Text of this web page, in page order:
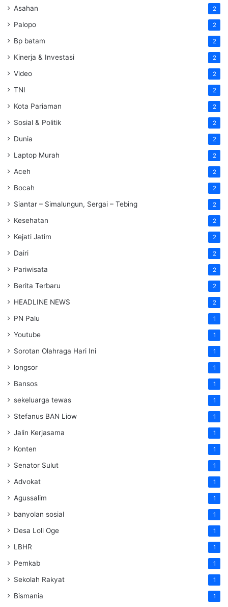
Asahan 2
Palopo 2
Bp batam 2
Kinerja & Investasi 2
Video 2
TNI 2
Kota Pariaman 2
Sosial & Politik 2
Dunia 2
Laptop Murah 2
Aceh 2
Bocah 2
Siantar – Simalungun, Sergai – Tebing 2
Kesehatan 2
Kejati Jatim 2
Dairi 2
Pariwisata 2
Berita Terbaru 2
HEADLINE NEWS 2
PN Palu 1
Youtube 1
Sorotan Olahraga Hari Ini 1
longsor 1
Bansos 1
sekeluarga tewas 1
Stefanus BAN Liow 1
Jalin Kerjasama 1
Konten 1
Senator Sulut 1
Advokat 1
Agussalim 1
banyolan sosial 1
Desa Loli Oge 1
LBHR 1
Pemkab 1
Sekolah Rakyat 1
Bismania 1